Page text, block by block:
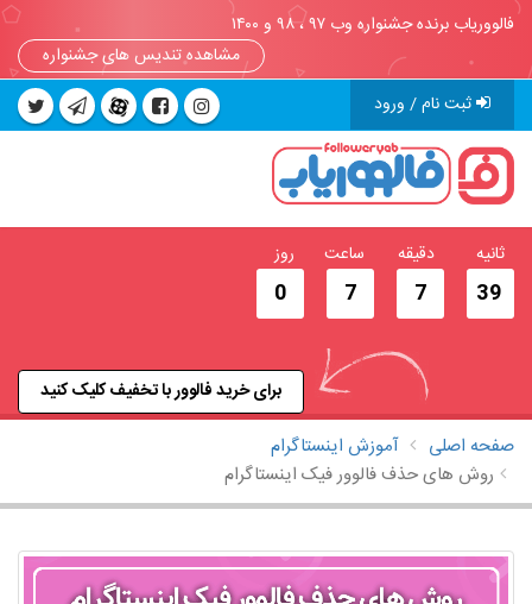
فالووریاب برنده جشنواره وب ۹۷ ، ۹۸ و ۱۴۰۰
مشاهده تندیس های جشنواره
ثبت نام / ورود
38
ثانیه
7
دقیقه
7
ساعت
0
روز
برای خرید فالوور با تخفیف کلیک کنید
صفحه اصلی
آموزش اینستاگرام
روش های حذف فالوور فیک اینستاگرام